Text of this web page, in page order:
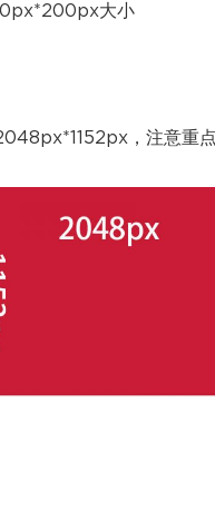
大小
，注意重